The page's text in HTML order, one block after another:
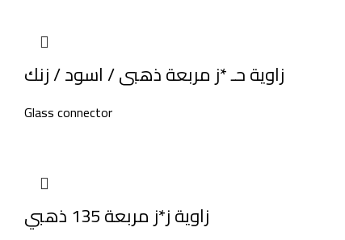
زاوية حـ *ز مربعة ذهبى / اسود / زنك
Glass connector
زاوية ز*ز مربعة 135 ذهبي